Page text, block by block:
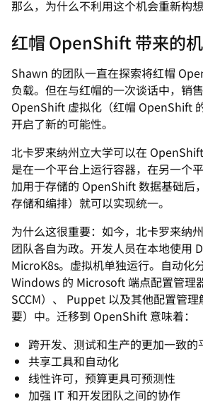
那么，为什么不利用这个机会重新构
红帽 OpenShift 带来的
Shawn 的团队一直在探索将红帽
负载。但在与红帽的一次谈话中，销
OpenShift 虚拟化（红帽 OpenShift
开启了新的可能性。
北卡罗来纳州立大学可以在
是在一个平台上运行容器，在另一个
加用于存储的 OpenShift 数据基础后
存储和编排）就可以实现统一。
为什么这很重要：如今，北卡罗来纳
团队各自为政。开发人员在本地使用
MicroK8s。虚拟机单独运行。自动化
Windows 的 Microsoft 端点配置管理
SCCM）、 Puppet 以及其他配置管
要）中。迁移到 OpenShift 意味着：
跨开发、测试和生产的更加一致的
共享工具和自动化
线性许可，预算更具可预测性
加强 IT 和开发团队之间的协作